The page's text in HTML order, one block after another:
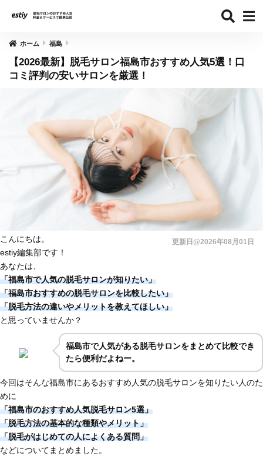
ホーム 福島
【2026最新】脱毛サロン福島市おすすめ人気5選！口
コミ評判の安いサロンを厳選！
更新日@2026年08月01日
こんにちは。
estiy編集部です！
あなたは、
「福島市で人気の脱毛サロンが知りたい」
「福島市おすすめの脱毛サロンを比較したい」
「脱毛方法の違いやメリットを教えてほしい」
と思っていませんか？
福島市で人気がある脱毛サロンをまとめて比較でき
たら便利だよねー。
今回はそんな福島市にあるおすすめ人気の脱毛サロンを知りたい人のた
めに
「福島市のおすすめ人気脱毛サロン5選」
「脱毛方法の基本的な種類やメリット」
「脱毛がはじめての人によくある質問」
などについてまとめました。